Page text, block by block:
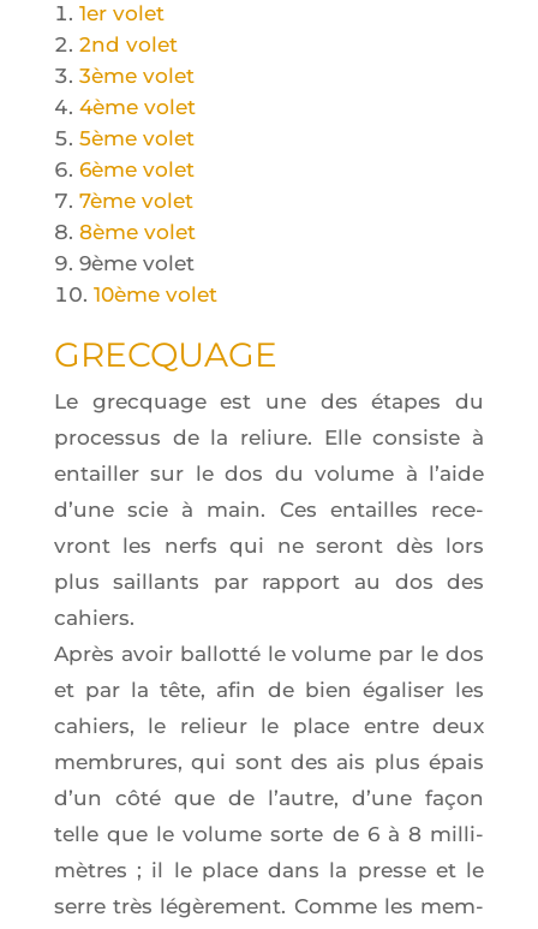
1er volet
2nd volet
3ème volet
4ème volet
5ème volet
6ème volet
7ème volet
8ème volet
9ème volet
10ème volet
GREC­QUAGE
Le grec­quage est une des étapes du
pro­ces­sus de la reliure. Elle consiste à
entailler sur le dos du volume à l’aide
d’une scie à main. Ces entailles rece­
vront les nerfs qui ne seront dès lors
plus saillants par rap­port au dos des
cahiers.
Après avoir bal­lot­té le volume par le dos
et par la tête, afin de bien éga­li­ser les
cahiers, le relieur le place entre deux
mem­brures, qui sont des ais plus épais
d’un côté que de l’autre, d’une façon
telle que le volume sorte de 6 à 8 mil­li­
mètres ; il le place dans la presse et le
serre très légè­re­ment. Comme les mem­